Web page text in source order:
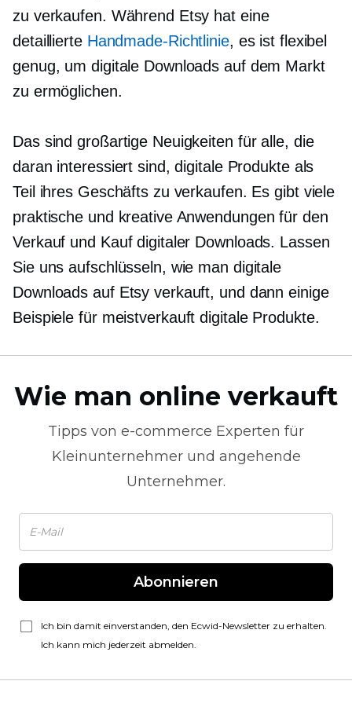
zu verkaufen. Während Etsy hat eine
detaillierte Handmade-Richtlinie, es ist flexibel
genug, um digitale Downloads auf dem Markt
zu ermöglichen.
Das sind großartige Neuigkeiten für alle, die
daran interessiert sind, digitale Produkte als
Teil ihres Geschäfts zu verkaufen. Es gibt viele
praktische und kreative Anwendungen für den
Verkauf und Kauf digitaler Downloads. Lassen
Sie uns aufschlüsseln, wie man digitale
Downloads auf Etsy verkauft, und dann einige
Beispiele für meistverkauft digitale Produkte.
Wie man online verkauft
Tipps von e-commerce Experten für
Kleinunternehmer und angehende
Unternehmer.
Abonnieren
Ich bin damit einverstanden, den Ecwid-Newsletter zu erhalten.
Ich kann mich jederzeit abmelden.